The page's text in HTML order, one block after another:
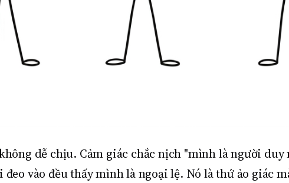
dễ chịu. Cảm giác chắc nịch "mình là người
vào đều thấy mình là ngoại lệ. Nó là thứ ảo giác